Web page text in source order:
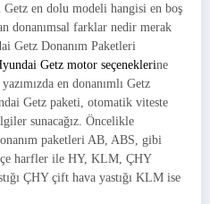
en dolu modeli hangisi en boş
donanımsal farklar nedir merak
Getz Donanım Paketleri
Getz motor seçeneklerine
en donanımlı Getz
Getz paketi, otomatik viteste
sunacağız. Öncelikle
paketleri AB, ABS, gibi
harfler ile HY, KLM, ÇHY
ÇHY çift hava yastığı KLM ise